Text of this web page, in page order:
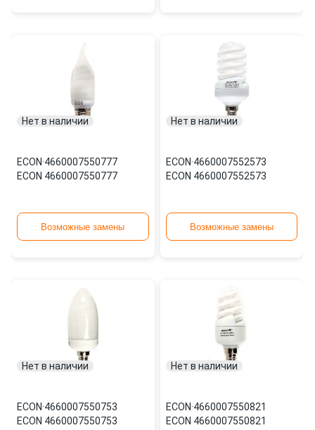
Нет в наличии
ECON·4660007550777
ECON 4660007550777
Возможные замены
Нет в наличии
ECON·4660007552573
ECON 4660007552573
Возможные замены
Нет в наличии
ECON·4660007550753
ECON 4660007550753
Нет в наличии
ECON·4660007550821
ECON 4660007550821